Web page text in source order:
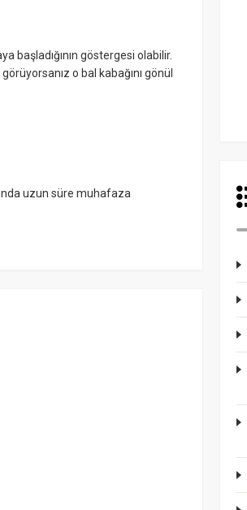
başladığının göstergesi olabilir.
o bal kabağını gönül
uzun süre muhafaza